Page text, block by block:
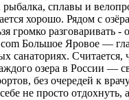
сплавы и
хорошо. Рядом с
громко
Большое Яровое —
санаториях.
озера в России —
без очередей к
не просто